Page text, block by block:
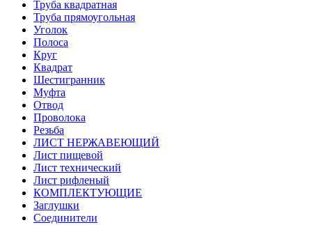
Труба квадратная
Труба прямоугольная
Уголок
Полоса
Круг
Квадрат
Шестигранник
Муфта
Отвод
Проволока
Резьба
ЛИСТ НЕРЖАВЕЮЩИЙ
Лист пищевой
Лист технический
Лист рифленый
КОМПЛЕКТУЮЩИЕ
Заглушки
Соединители